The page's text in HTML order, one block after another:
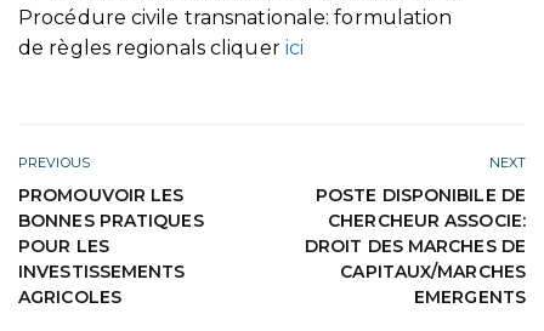
Procédure civile transnationale: formulation
de règles regionals cliquer ici
PREVIOUS
PROMOUVOIR LES
BONNES PRATIQUES
POUR LES
INVESTISSEMENTS
AGRICOLES
NEXT
POSTE DISPONIBILE DE
CHERCHEUR ASSOCIE:
DROIT DES MARCHES DE
CAPITAUX/MARCHES
EMERGENTS